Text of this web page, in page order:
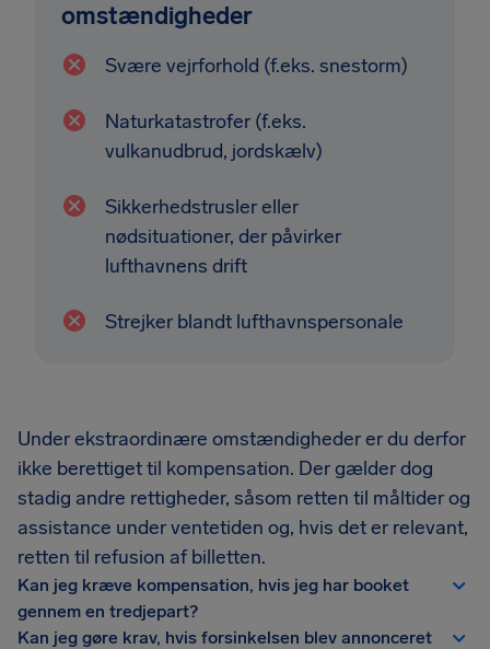
omstændigheder
Svære vejrforhold (f.eks. snestorm)
Naturkatastrofer (f.eks.
vulkanudbrud, jordskælv)
Sikkerhedstrusler eller
nødsituationer, der påvirker
lufthavnens drift
Strejker blandt lufthavnspersonale
Under ekstraordinære omstændigheder er du derfor
ikke berettiget til kompensation. Der gælder dog
stadig andre rettigheder, såsom retten til måltider og
assistance under ventetiden og, hvis det er relevant,
retten til refusion af billetten.
Kan jeg kræve kompensation, hvis jeg har booket
gennem en tredjepart?
Kan jeg gøre krav, hvis forsinkelsen blev annonceret